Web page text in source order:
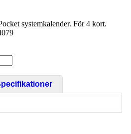
systemkalender. För 4 kort.